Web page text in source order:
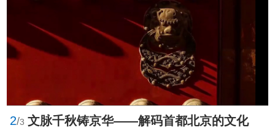
社科卡片
2/3 文脉千秋铸京华——解码首都北京的文化自信样本